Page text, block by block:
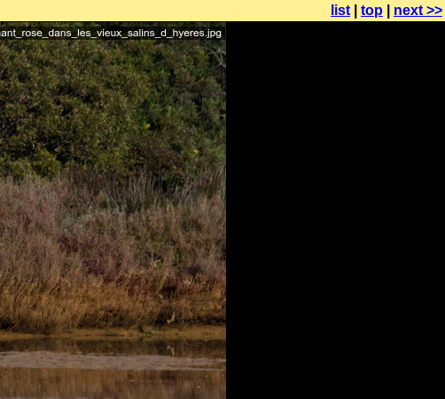
list top next >>